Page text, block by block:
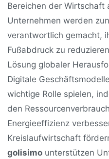
Bereichen der Wirtschaft
Unternehmen werden
verantwortlich gemacht,
Fußabdruck zu
Lösung globaler
Digitale
wichtige Rolle spielen,
den
Energieeffizienz
Kreislaufwirtschaft
golisimo unterstützen